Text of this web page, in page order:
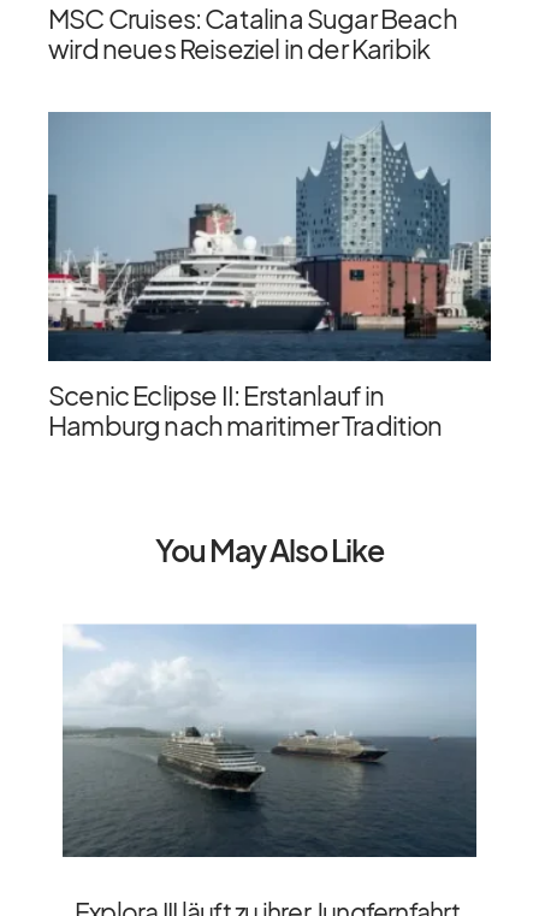
MSC Cruises: Catalina Sugar Beach
wird neues Reiseziel in der Karibik
Scenic Eclipse II: Erstanlauf in
Hamburg nach maritimer Tradition
You May Also Like